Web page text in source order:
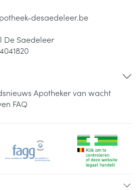
desaedeleer.be
De Saedeleer
Apotheker van wacht
FAQ